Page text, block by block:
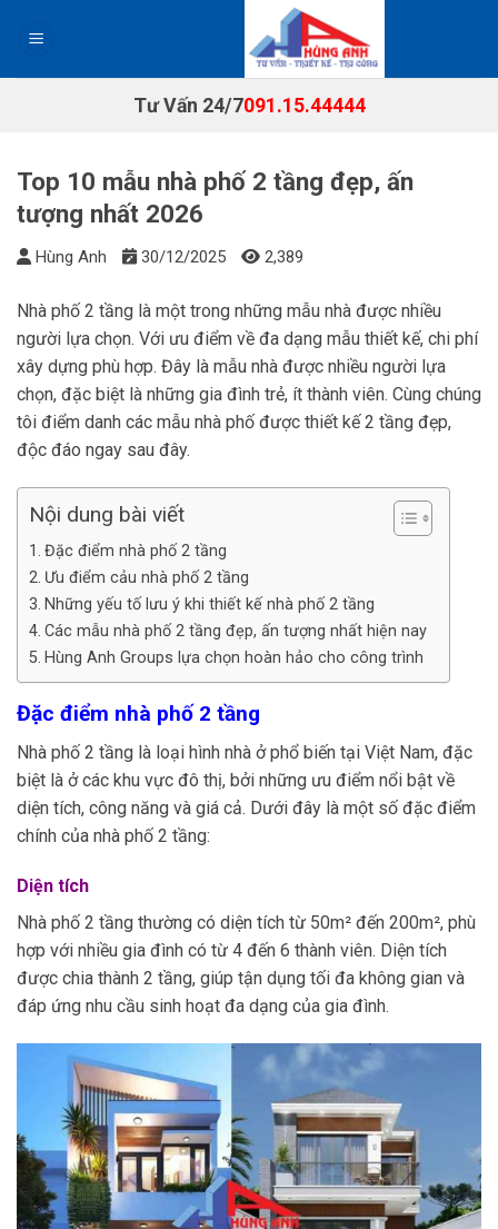
Tư Vấn 24/7091.15.44444
Top 10 mẫu nhà phố 2 tầng đẹp, ấn
tượng nhất 2026
Hùng Anh 30/12/2025 2,389
Nhà phố 2 tầng là một trong những mẫu nhà được nhiều
người lựa chọn. Với ưu điểm về đa dạng mẫu thiết kế, chi phí
xây dựng phù hợp. Đây là mẫu nhà được nhiều người lựa
chọn, đặc biệt là những gia đình trẻ, ít thành viên. Cùng chúng
tôi điểm danh các mẫu nhà phố được thiết kế 2 tầng đẹp,
độc đáo ngay sau đây.
Nội dung bài viết
Đặc điểm nhà phố 2 tầng
Ưu điểm cảu nhà phố 2 tầng
Những yếu tố lưu ý khi thiết kế nhà phố 2 tầng
Các mẫu nhà phố 2 tầng đẹp, ấn tượng nhất hiện nay
Hùng Anh Groups lựa chọn hoàn hảo cho công trình
Đặc điểm nhà phố 2 tầng
Nhà phố 2 tầng là loại hình nhà ở phổ biến tại Việt Nam, đặc
biệt là ở các khu vực đô thị, bởi những ưu điểm nổi bật về
diện tích, công năng và giá cả. Dưới đây là một số đặc điểm
chính của nhà phố 2 tầng:
Diện tích
Nhà phố 2 tầng thường có diện tích từ 50m² đến 200m², phù
hợp với nhiều gia đình có từ 4 đến 6 thành viên. Diện tích
được chia thành 2 tầng, giúp tận dụng tối đa không gian và
đáp ứng nhu cầu sinh hoạt đa dạng của gia đình.